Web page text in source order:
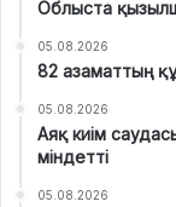
Облыста
05.08.2026
82 азаматтың
05.08.2026
Аяқ киім
міндетті
05.08.2026